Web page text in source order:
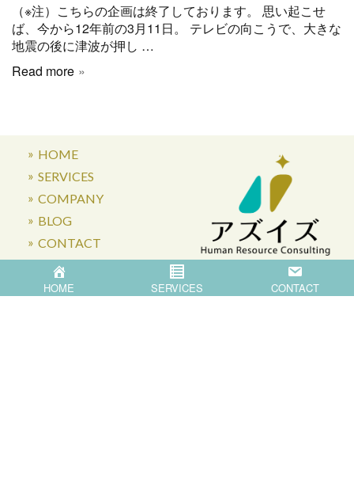
（※注）こちらの企画は終了しております。 思い起こせ
ば、今から12年前の3月11日。 テレビの向こうで、大きな
地震の後に津波が押し …
Read more
HOME
SERVICES
COMPANY
BLOG
CONTACT
〒871-0007 大分県中津市蛎瀬770
HOME SERVICES CONTACT